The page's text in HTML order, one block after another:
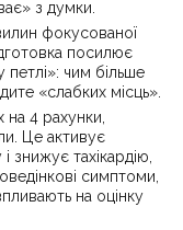
з думки.
фокусованої
посилює
чим більше
«слабких місць».
4 рахунки,
Це активує
знижує тахікардію,
симптоми,
на оцінку